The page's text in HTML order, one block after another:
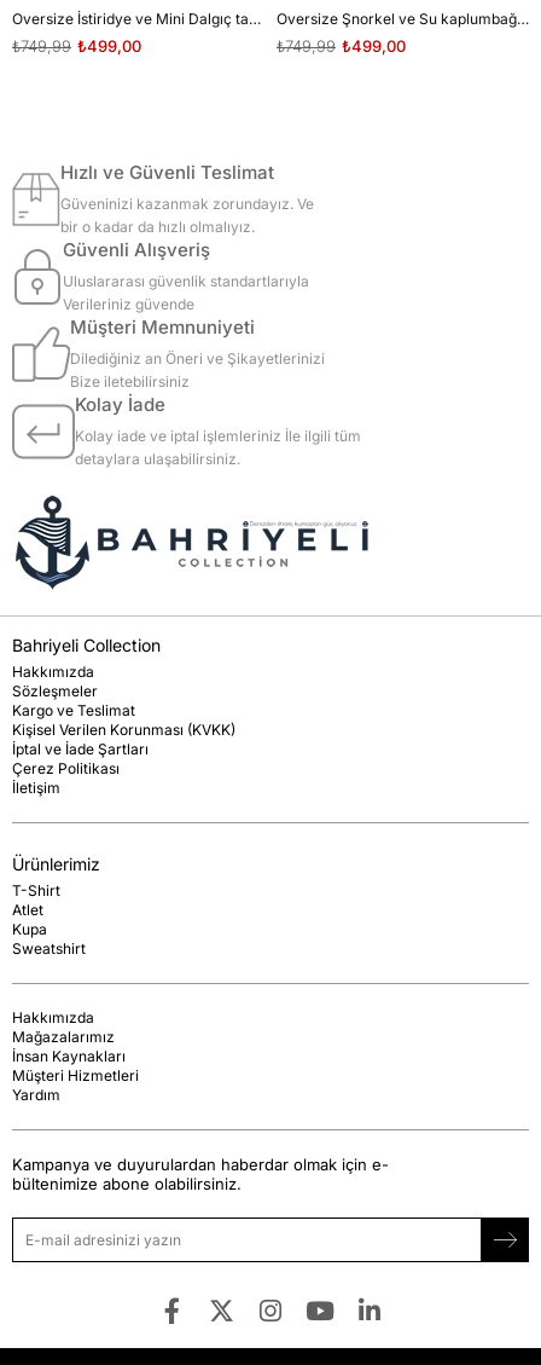
Oversize İstiridye ve Mini Dalgıç tasarım unisex T-shirt
₺499,00
₺749,99
Oversize Şnorkel ve Su kaplumbağası tasarım unisex T-shirt
₺499,00
₺749,99
Hızlı ve Güvenli Teslimat
Güveninizi kazanmak zorundayız. Ve
bir o kadar da hızlı olmalıyız.
Güvenli Alışveriş
Uluslararası güvenlik standartlarıyla
Verileriniz güvende
Müşteri Memnuniyeti
Dilediğiniz an Öneri ve Şikayetlerinizi
Bize iletebilirsiniz
Kolay İade
Kolay iade ve iptal işlemleriniz İle ilgili tüm
detaylara ulaşabilirsiniz.
Bahriyeli Collection
Hakkımızda
Sözleşmeler
Kargo ve Teslimat
Kişisel Verilen Korunması (KVKK)
İptal ve İade Şartları
Çerez Politikası
İletişim
Ürünlerimiz
T-Shirt
Atlet
Kupa
Sweatshirt
Hakkımızda
Mağazalarımız
İnsan Kaynakları
Müşteri Hizmetleri
Yardım
Kampanya ve duyurulardan haberdar olmak için e-
bültenimize abone olabilirsiniz.